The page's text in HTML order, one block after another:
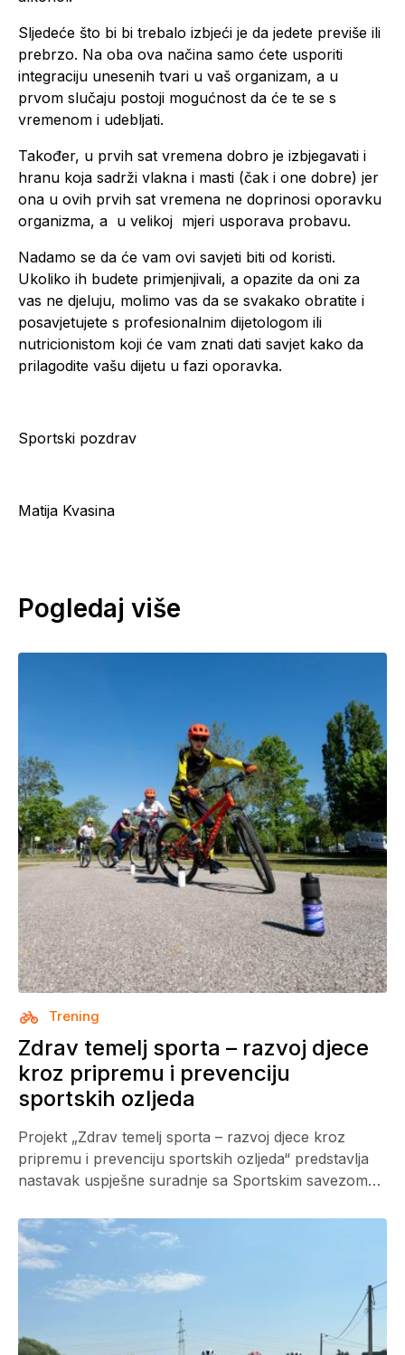
Sljedeće što bi bi trebalo izbjeći je da jedete previše ili
prebrzo. Na oba ova načina samo ćete usporiti
integraciju unesenih tvari u vaš organizam, a u
prvom slučaju postoji mogućnost da će te se s
vremenom i udebljati.
Također, u prvih sat vremena dobro je izbjegavati i
hranu koja sadrži vlakna i masti (čak i one dobre) jer
ona u ovih prvih sat vremena ne doprinosi oporavku
organizma, a u velikoj mjeri usporava probavu.
Nadamo se da će vam ovi savjeti biti od koristi.
Ukoliko ih budete primjenjivali, a opazite da oni za
vas ne djeluju, molimo vas da se svakako obratite i
posavjetujete s profesionalnim dijetologom ili
nutricionistom koji će vam znati dati savjet kako da
prilagodite vašu dijetu u fazi oporavka.
Sportski pozdrav
Matija Kvasina
Pogledaj više
Trening
Zdrav temelj sporta – razvoj djece
kroz pripremu i prevenciju
sportskih ozljeda
Projekt „Zdrav temelj sporta – razvoj djece kroz
pripremu i prevenciju sportskih ozljeda“ predstavlja
nastavak uspješne suradnje sa Sportskim savezom…